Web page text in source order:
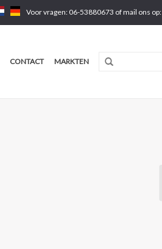
Voor vragen: 06-53880673 of mail ons op:
CONTACT MARKTEN